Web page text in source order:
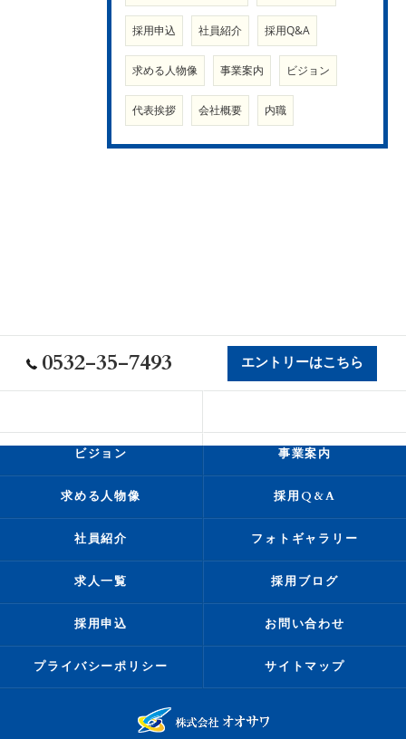
採用申込 社員紹介 採用Q&A
求める人物像 事業案内 ビジョン
代表挨拶 会社概要 内職
0532-35-7493 エントリーはこちら
ビジョン 事業案内
求める人物像 採用Q&A
社員紹介 フォトギャラリー
求人一覧 採用ブログ
採用申込 お問い合わせ
プライバシーポリシー サイトマップ